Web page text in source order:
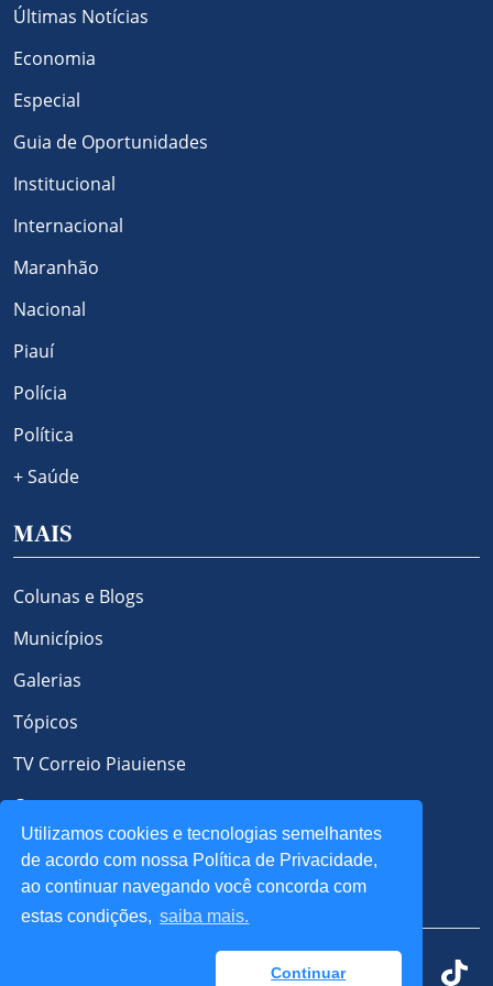
Utilizamos cookies e tecnologias semelhantes
de acordo com nossa Política de Privacidade,
ao continuar navegando você concorda com
estas condições, saiba mais.
Continuar
Últimas Notícias
Economia
Especial
Guia de Oportunidades
Institucional
Internacional
Maranhão
Nacional
Piauí
Polícia
Política
+ Saúde
MAIS
Colunas e Blogs
Municípios
Galerias
Tópicos
TV Correio Piauiense
Contato
Política de Privacidade e Cookies
REDES SOCIAIS